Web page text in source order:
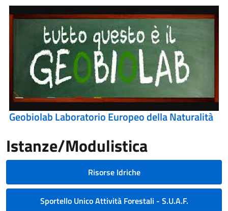
Geobiolab Laboratorio Europeo della Naturalità
Istanze/Modulistica
Risorse Idriche
Sportello Unico Attività Forestali - S.U.A.F.